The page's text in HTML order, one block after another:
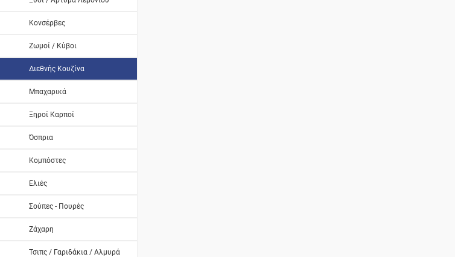
Κονσέρβες
Ζωμοί / Κύβοι
Διεθνής Κουζίνα
Μπαχαρικά
Ξηροί Καρποί
Όσπρια
Κομπόστες
Ελιές
Σούπες - Πουρές
Ζάχαρη
Τσιπς / Γαριδάκια / Αλμυρά